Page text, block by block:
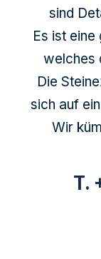
sind
Es ist
welches
Die
sich auf
Wir
T.